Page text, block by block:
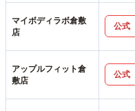
マイボディラボ倉敷
店
公式
アップルフィット倉
敷店
公式